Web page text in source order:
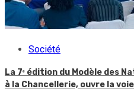
Société
La 7ᵉ édition du Modèle des
à la Chancellerie, ouvre la